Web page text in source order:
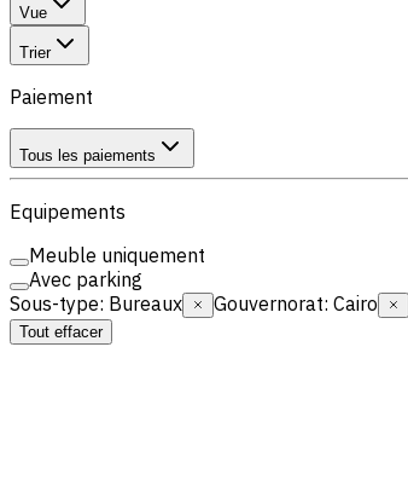
Vue
Trier
Paiement
Tous les paiements
Equipements
Meuble uniquement
Avec parking
Sous-type: Bureaux Gouvernorat: Cairo
Tout effacer